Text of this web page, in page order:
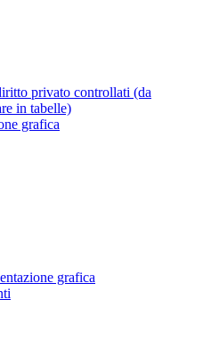
privato controllati (da
in tabelle)
grafica
grafica